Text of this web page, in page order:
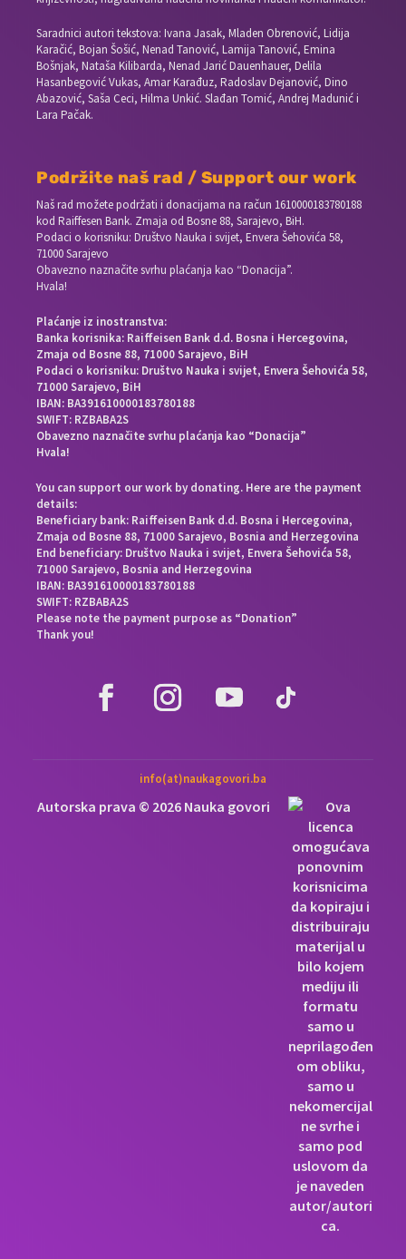
Saradnici autori tekstova: Ivana Jasak, Mladen Obrenović, Lidija
Karačić, Bojan Šošić, Nenad Tanović, Lamija Tanović, Emina
Bošnjak, Nataša Kilibarda, Nenad Jarić Dauenhauer, Delila
Hasanbegović Vukas, Amar Karađuz, Radoslav Dejanović, Dino
Abazović, Saša Ceci, Hilma Unkić. Slađan Tomić, Andrej Madunić i
Lara Pačak.
Podržite naš rad / Support our work
Naš rad možete podržati i donacijama na račun 1610000183780188
kod Raiffesen Bank. Zmaja od Bosne 88, Sarajevo, BiH.
Podaci o korisniku: Društvo Nauka i svijet, Envera Šehovića 58,
71000 Sarajevo
Obavezno naznačite svrhu plaćanja kao “Donacija”.
Hvala!
Plaćanje iz inostranstva:
Banka korisnika: Raiffeisen Bank d.d. Bosna i Hercegovina,
Zmaja od Bosne 88, 71000 Sarajevo, BiH
Podaci o korisniku: Društvo Nauka i svijet, Envera Šehovića 58,
71000 Sarajevo, BiH
IBAN: BA391610000183780188
SWIFT: RZBABA2S
Obavezno naznačite svrhu plaćanja kao “Donacija”
Hvala!
You can support our work by donating. Here are the payment
details:
Beneficiary bank: Raiffeisen Bank d.d. Bosna i Hercegovina,
Zmaja od Bosne 88, 71000 Sarajevo, Bosnia and Herzegovina
End beneficiary: Društvo Nauka i svijet, Envera Šehovića 58,
71000 Sarajevo, Bosnia and Herzegovina
IBAN: BA391610000183780188
SWIFT: RZBABA2S
Please note the payment purpose as “Donation”
Thank you!
info(at)naukagovori.ba
Autorska prava © 2026 Nauka govori